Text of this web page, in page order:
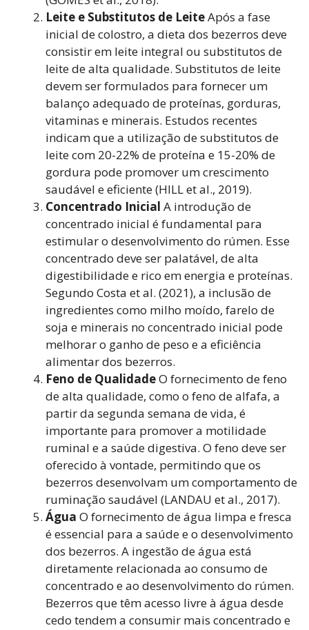
Leite e Substitutos de LeiteApós a fase
inicial de colostro, a dieta dos bezerros deve
consistir em leite integral ou substitutos de
leite de alta qualidade. Substitutos de leite
devem ser formulados para fornecer um
balanço adequado de proteínas, gorduras,
vitaminas e minerais. Estudos recentes
indicam que a utilização de substitutos de
leite com 20-22% de proteína e 15-20% de
gordura pode promover um crescimento
saudável e eficiente (HILL et al., 2019).
Concentrado Inicial A introdução de
concentrado inicial é fundamental para
estimular o desenvolvimento do rúmen. Esse
concentrado deve ser palatável, de alta
digestibilidade e rico em energia e proteínas.
Segundo Costa et al. (2021), a inclusão de
ingredientes como milho moído, farelo de
soja e minerais no concentrado inicial pode
melhorar o ganho de peso e a eficiência
alimentar dos bezerros.
Feno de QualidadeO fornecimento de feno
de alta qualidade, como o feno de alfafa, a
partir da segunda semana de vida, é
importante para promover a motilidade
ruminal e a saúde digestiva. O feno deve ser
oferecido à vontade, permitindo que os
bezerros desenvolvam um comportamento de
ruminação saudável (LANDAU et al., 2017).
Água O fornecimento de água limpa e fresca
é essencial para a saúde e o desenvolvimento
dos bezerros. A ingestão de água está
diretamente relacionada ao consumo de
concentrado e ao desenvolvimento do rúmen.
Bezerros que têm acesso livre à água desde
cedo tendem a consumir mais concentrado e